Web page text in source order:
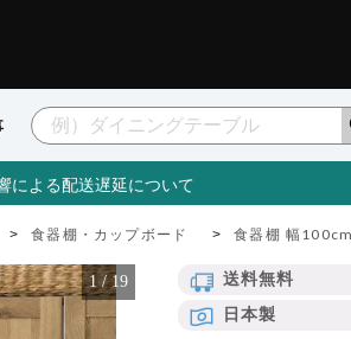
による配送遅延について
食器棚・カップボード 食器棚 幅
1 / 19 送料無料
日本製